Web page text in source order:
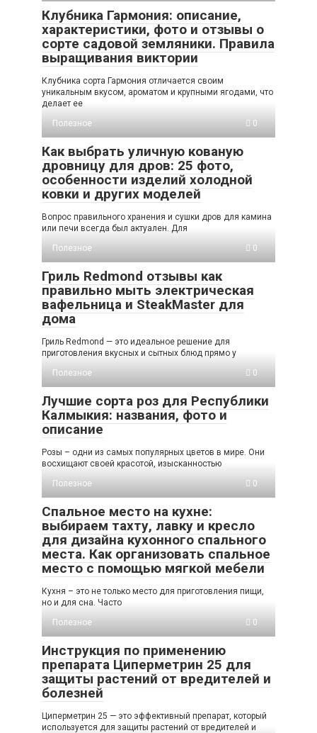
Клубника Гармония: описание,
характеристики, фото и отзывы о
сорте садовой земляники. Правила
выращивания виктории
Клубника сорта Гармония отличается своим
уникальным вкусом, ароматом и крупными ягодами, что
делает ее
Полезное
0
Как выбрать уличную кованую
дровницу для дров: 25 фото,
особенности изделий холодной
ковки и других моделей
Вопрос правильного хранения и сушки дров для камина
или печи всегда был актуален. Для
Полезное
0
Гриль Redmond отзывы как
правильно мыть электрическая
вафельница и SteakMaster для
дома
Гриль Redmond — это идеальное решение для
приготовления вкусных и сытных блюд прямо у
Полезное
0
Лучшие сорта роз для Республики
Калмыкия: названия, фото и
описание
Розы – одни из самых популярных цветов в мире. Они
восхищают своей красотой, изысканностью
Полезное
0
Спальное место на кухне:
выбираем тахту, лавку и кресло
для дизайна кухонного спального
места. Как организовать спальное
место с помощью мягкой мебели
Кухня – это не только место для приготовления пищи,
но и для сна. Часто
Полезное
0
Инструкция по применению
препарата Циперметрин 25 для
защиты растений от вредителей и
болезней
Циперметрин 25 — это эффективный препарат, который
используется для защиты растений от вредителей и